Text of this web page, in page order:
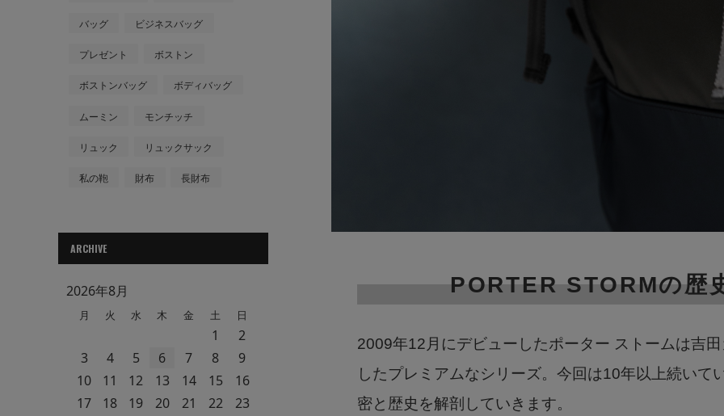
PORTER STORMの歴
2009年12月にデビューしたポーター ストームは吉
したプレミアムなシリーズ。今回は10年以上続いて
密と歴史を解剖していきます。
バッグ ビジネスバッグ
プレゼント ボストン
ボストンバッグ ボディバッグ
ムーミン モンチッチ
リュック リュックサック
私の鞄 財布 長財布
ARCHIVE
2026年8月
月 火 水 木 金 土 日
1
2
3
4 5 6 7 8
9
10
11 12 13 14 15
16
17
18 19 20 21 22
23